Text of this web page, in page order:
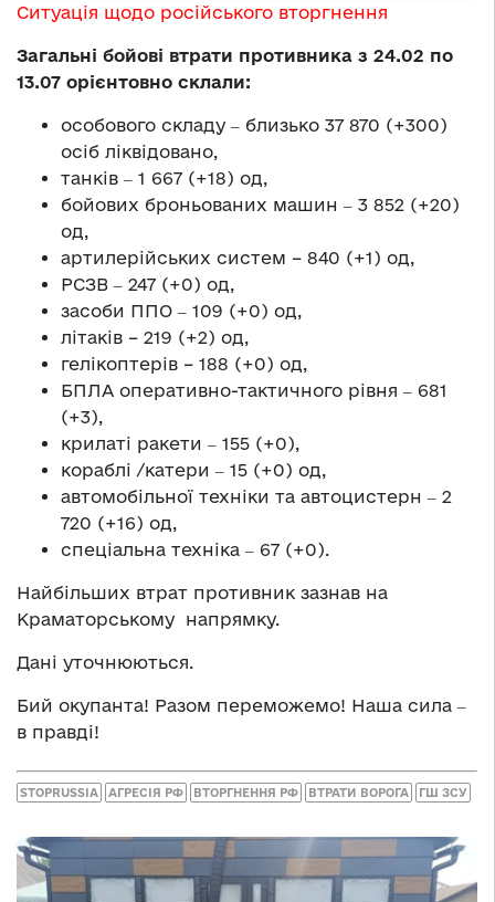
Ситуація щодо російського вторгнення
Загальні бойові втрати противника з 24.02 по
13.07 орієнтовно склали:
особового складу ‒ близько 37 870 (+300)
осіб ліквідовано,
танків ‒ 1 667 (+18) од,
бойових броньованих машин ‒ 3 852 (+20)
од,
артилерійських систем – 840 (+1) од,
РСЗВ ‒ 247 (+0) од,
засоби ППО ‒ 109 (+0) од,
літаків – 219 (+2) од,
гелікоптерів – 188 (+0) од,
БПЛА оперативно-тактичного рівня ‒ 681
(+3),
крилаті ракети ‒ 155 (+0),
кораблі /катери ‒ 15 (+0) од,
автомобільної техніки та автоцистерн ‒ 2
720 (+16) од,
спеціальна техніка ‒ 67 (+0).
Найбільших втрат противник зазнав на
Краматорському напрямку.
Дані уточнюються.
Бий окупанта! Разом переможемо! Наша сила ‒
в правді!
STOPRUSSIA АГРЕСІЯ РФ ВТОРГНЕННЯ РФ ВТРАТИ ВОРОГА ГШ ЗСУ